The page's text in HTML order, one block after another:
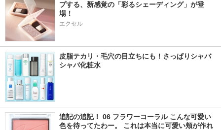
プする、新感覚の「彩るシェーディング」が登
場！
エクセル
皮脂テカリ・毛穴の目立ちにも！さっぱりシャバ
シャバ化粧水
追記の追記！ 06 フラワーコーラル こんな可愛い
色を待ってたわー。 これは本当に可愛い頬が作れ